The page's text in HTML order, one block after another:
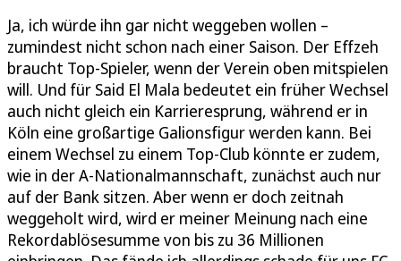
Ja, ich würde ihn gar nicht weggeben wollen –
zumindest nicht schon nach einer Saison. Der Effzeh
braucht Top-Spieler, wenn der Verein oben mitspielen
will. Und für Said El Mala bedeutet ein früher Wechsel
auch nicht gleich ein Karrieresprung, während er in
Köln eine großartige Galionsfigur werden kann. Bei
einem Wechsel zu einem Top-Club könnte er zudem,
wie in der A-Nationalmannschaft, zunächst auch nur
auf der Bank sitzen. Aber wenn er doch zeitnah
weggeholt wird, wird er meiner Meinung nach eine
Rekordablösesumme von bis zu 36 Millionen